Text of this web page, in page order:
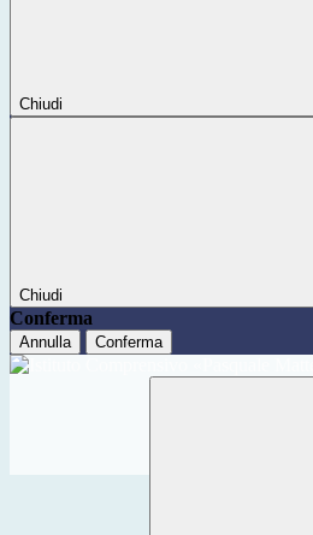
Chiudi
Chiudi
Conferma
Annulla Conferma